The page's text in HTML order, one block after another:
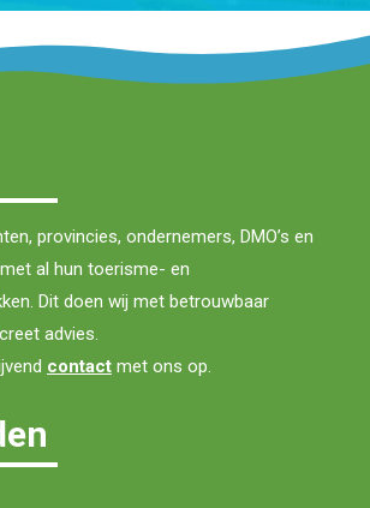
provincies, ondernemers, DMO’s en
al hun toerisme- en
Dit doen wij met betrouwbaar
advies.
contact met ons op.